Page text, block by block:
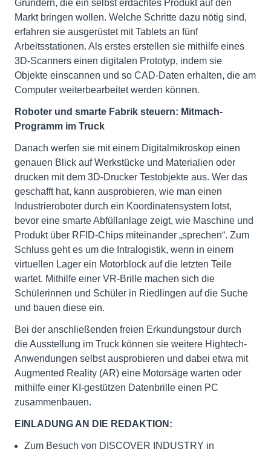
Gründern, die ein selbst erdachtes Produkt auf den
Markt bringen wollen. Welche Schritte dazu nötig sind,
erfahren sie ausgerüstet mit Tablets an fünf
Arbeitsstationen. Als erstes erstellen sie mithilfe eines
3D-Scanners einen digitalen Prototyp, indem sie
Objekte einscannen und so CAD-Daten erhalten, die am
Computer weiterbearbeitet werden können.
Roboter und smarte Fabrik steuern: Mitmach-
Programm im Truck
Danach werfen sie mit einem Digitalmikroskop einen
genauen Blick auf Werkstücke und Materialien oder
drucken mit dem 3D-Drucker Testobjekte aus. Wer das
geschafft hat, kann ausprobieren, wie man einen
Industrieroboter durch ein Koordinatensystem lotst,
bevor eine smarte Abfüllanlage zeigt, wie Maschine und
Produkt über RFID-Chips miteinander „sprechen“. Zum
Schluss geht es um die Intralogistik, wenn in einem
virtuellen Lager ein Motorblock auf die letzten Teile
wartet. Mithilfe einer VR-Brille machen sich die
Schülerinnen und Schüler in Riedlingen auf die Suche
und bauen diese ein.
Bei der anschließenden freien Erkundungstour durch
die Ausstellung im Truck können sie weitere Hightech-
Anwendungen selbst ausprobieren und dabei etwa mit
Augmented Reality (AR) eine Motorsäge warten oder
mithilfe einer KI-gestützen Datenbrille einen PC
zusammenbauen.
EINLADUNG AN DIE REDAKTION:
Zum Besuch von DISCOVER INDUSTRY in